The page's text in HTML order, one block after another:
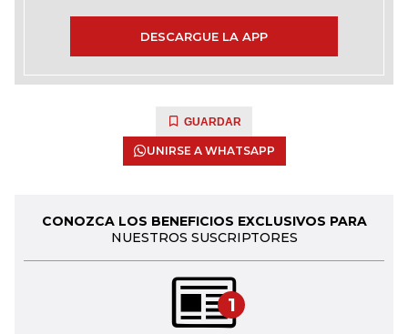
DESCARGUE LA APP
GUARDAR
UNIRSE A WHATSAPP
CONOZCA LOS BENEFICIOS EXCLUSIVOS PARA
NUESTROS SUSCRIPTORES
1